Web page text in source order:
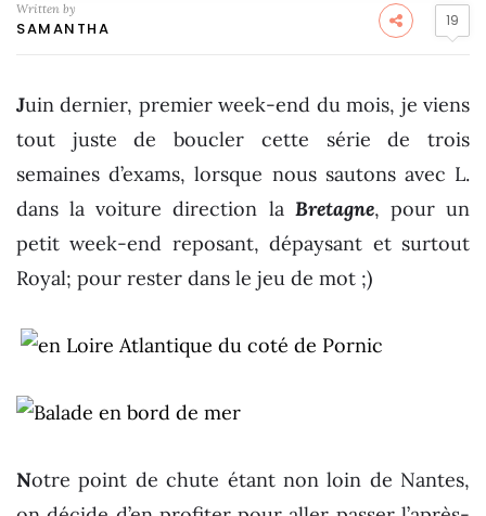
Written by
SAMANTHA 19
Juin dernier, premier week-end du mois, je viens
tout juste de boucler cette série de trois
semaines d’exams, lorsque nous sautons avec L.
dans la voiture direction la Bretagne, pour un
petit week-end reposant, dépaysant et surtout
Royal; pour rester dans le jeu de mot ;)
Notre point de chute étant non loin de Nantes,